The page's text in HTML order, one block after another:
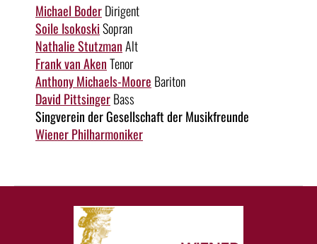
Michael BoderDirigent
Soile IsokoskiSopran
Nathalie StutzmanAlt
Frank van AkenTenor
Anthony Michaels-Moore Bariton
David PittsingerBass
Singverein der Gesellschaft der Musikfreunde
Wiener Philharmoniker